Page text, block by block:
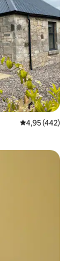
Évaluation
4,95 (442)